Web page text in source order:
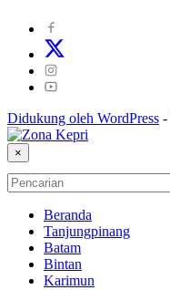
Didukung oleh WordPress -
×
Beranda
Tanjungpinang
Batam
Bintan
Karimun